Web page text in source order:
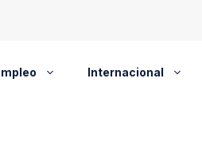
Internacional